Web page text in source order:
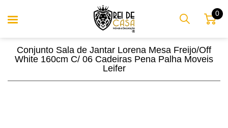
0
Conjunto Sala de Jantar Lorena Mesa Freijo/Off
White 160cm C/ 06 Cadeiras Pena Palha Moveis
Leifer